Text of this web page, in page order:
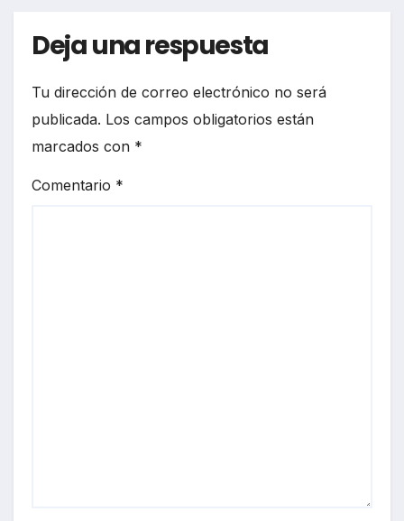
Deja una respuesta
Tu dirección de correo electrónico no será
publicada. Los campos obligatorios están
marcados con *
Comentario *